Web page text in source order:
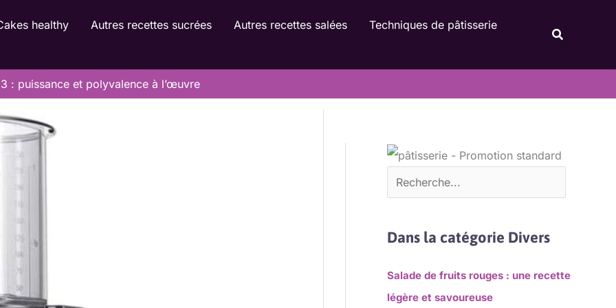
healthy Autres recettes sucrées Autres recettes salées
Techniques de pâtisserie
: puissance et polyvalence à l’œuvre
Dans la catégorie Divers
Salade de fruits rouges : une recette
légère et savoureuse